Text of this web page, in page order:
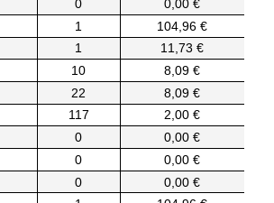
0
0,00 €
1
104,96 €
1
11,73 €
10
8,09 €
22
8,09 €
117
2,00 €
0
0,00 €
0
0,00 €
0
0,00 €